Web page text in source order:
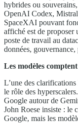
hybrides ou
OpenAI Codex,
SpaceXAI pouvant
affiché est de proposer
poste de travail au
données,
Les modèles
L’une des clarifications
le rôle des
Google autour de
John Roese insiste : le
Google, mais les